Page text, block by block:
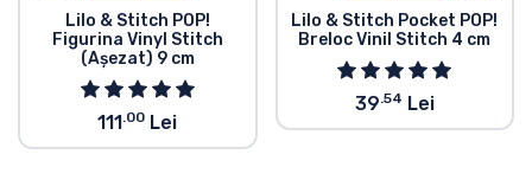
Lilo & Stitch POP!
Figurina Vinyl Stitch
(Așezat) 9 cm
111 .00 Lei
Lilo & Stitch Pocket POP!
Breloc Vinil Stitch 4 cm
39.54 Lei